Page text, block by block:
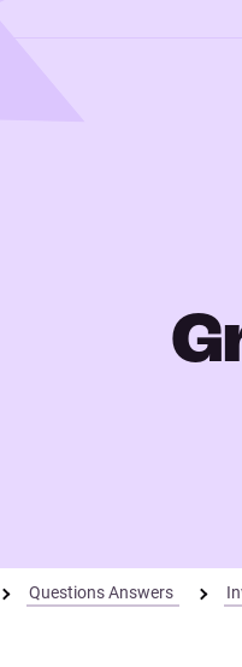
Questions Answers